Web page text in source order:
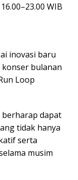
WIB
inovasi baru
bulanan
Loop
dapat
tidak hanya
serta
musim